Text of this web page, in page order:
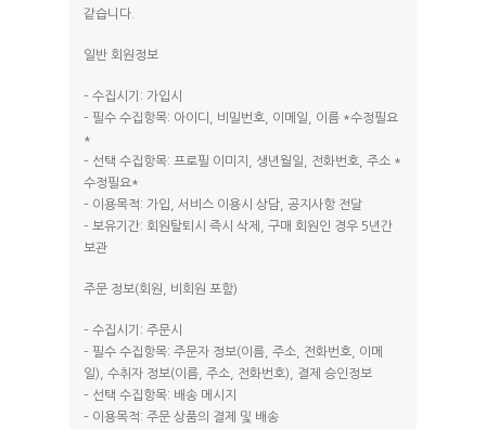
같습니다.
일반 회원정보
– 수집시기: 가입시
– 필수 수집항목: 아이디, 비밀번호, 이메일, 이름 *수정필요
*
– 선택 수집항목: 프로필 이미지, 생년월일, 전화번호, 주소 *
수정필요*
– 이용목적: 가입, 서비스 이용시 상담, 공지사항 전달
– 보유기간: 회원탈퇴시 즉시 삭제, 구매 회원인 경우 5년간
보관
주문 정보(회원, 비회원 포함)
– 수집시기: 주문시
– 필수 수집항목: 주문자 정보(이름, 주소, 전화번호, 이메
일), 수취자 정보(이름, 주소, 전화번호), 결제 승인정보
– 선택 수집항목: 배송 메시지
– 이용목적: 주문 상품의 결제 및 배송